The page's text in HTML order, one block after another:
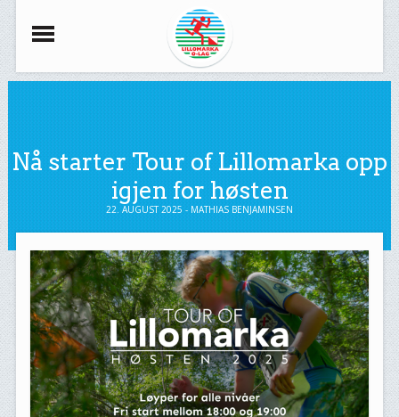
Nå starter Tour of Lillomarka opp
igjen for høsten
22. AUGUST 2025 - MATHIAS BENJAMINSEN